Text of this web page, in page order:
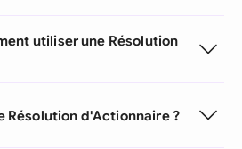
utiliser une Résolution
Résolution d'Actionnaire ?